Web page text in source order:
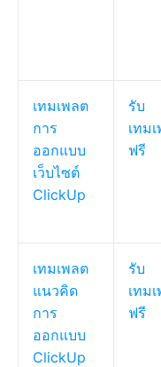
เทมเพลต
การ
ออกแบบ
เว็บไซต์
ClickUp
รับ
เทม
ฟรี
เทมเพลต
แนวคิด
การ
ออกแบบ
ClickUp
รับ
เทม
ฟรี